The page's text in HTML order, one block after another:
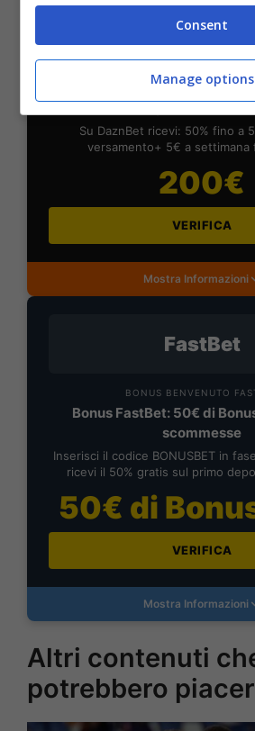
BONUS DAZNBET: 200€
Su DaznBet ricevi: 50% fino a
versamento+ 5€ a settimana
200€
VERIFICA
Mostra Informazioni
FastBet
BONUS BENVENUTO
Bonus FastBet: 50€ di
scommesse
Inserisci il codice BONUSBET in
ricevi il 50% gratis sul primo
50€ di
VERIFICA
Mostra Informazioni
Altri contenuti
potrebbero
Consent
Manage options